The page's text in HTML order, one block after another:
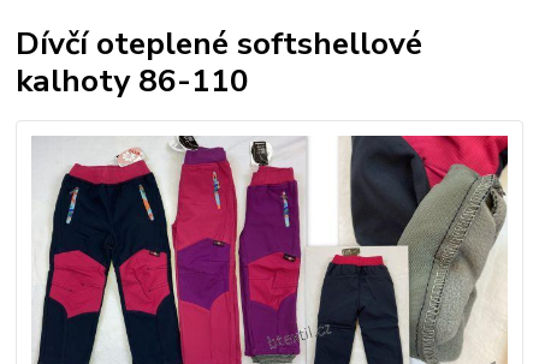
Dívčí oteplené softshellové
kalhoty 86-110